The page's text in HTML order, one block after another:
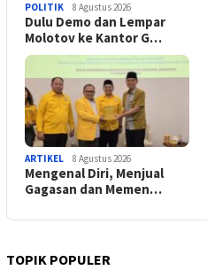
POLITIK 8 Agustus 2026
Dulu Demo dan Lempar
Molotov ke Kantor G…
ARTIKEL 8 Agustus 2026
Mengenal Diri, Menjual
Gagasan dan Memen…
TOPIK POPULER